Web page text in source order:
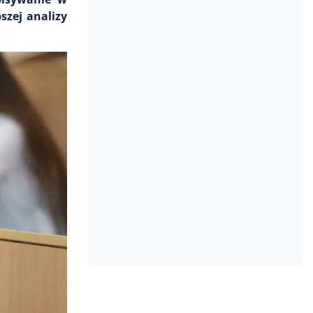
analizy